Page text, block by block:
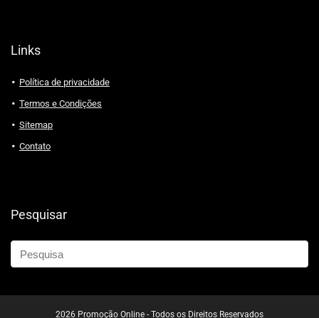
Links
Política de privacidade
Termos e Condições
Sitemap
Contato
Pesquisar
2026 Promoção Online - Todos os Direitos Reservados